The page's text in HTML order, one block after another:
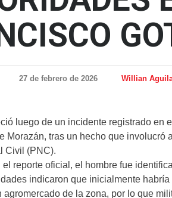
27 de febrero de 2026 Willian
luego de un incidente registrado en
Morazán, tras un hecho que involucró
Civil (PNC).
el reporte oficial, el hombre fue
indicaron que inicialmente
agromercado de la zona, por lo que